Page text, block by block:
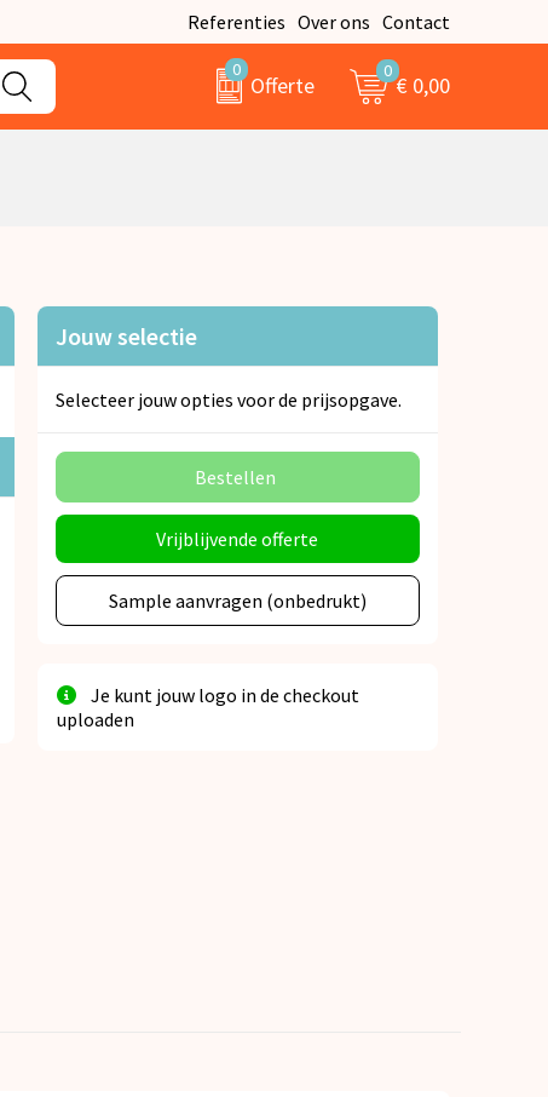
Referenties Over ons Contact
0
Offerte
0
€ 0,00
Jouw selectie
Selecteer jouw opties voor de prijsopgave.
Bestellen
Vrijblijvende offerte
Sample aanvragen (onbedrukt)
Je kunt jouw logo in de checkout
uploaden